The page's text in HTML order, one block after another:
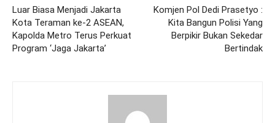
Luar Biasa Menjadi Jakarta
Kota Teraman ke-2 ASEAN,
Kapolda Metro Terus Perkuat
Program ‘Jaga Jakarta’
Komjen Pol Dedi Prasetyo :
Kita Bangun Polisi Yang
Berpikir Bukan Sekedar
Bertindak